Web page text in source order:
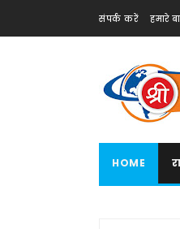
संपर्क करें हमारे
HOME